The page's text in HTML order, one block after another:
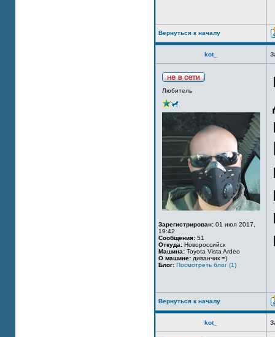
Вернуться к началу
kot_
Любитель
Зарегистрирован: 01 июл 2017,
19:42
Сообщения: 51
Откуда: Новороссийск
Машина: Toyota Vista Ardeo
О машине: диванчик =)
Блог: Посмотреть блог (1)
Вернуться к началу
kot_